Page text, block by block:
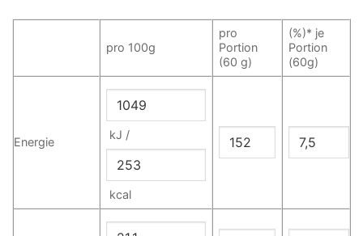
pro 100g
pro
Portion
(60 g)
(%)* je
Portion
(60g)
Energie
kJ /
kcal